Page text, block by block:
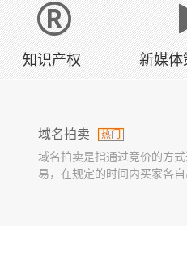
知识产权 新媒体
域名拍卖 热门
域名拍卖是指通过竞价的方
易，在规定的时间内买家各自